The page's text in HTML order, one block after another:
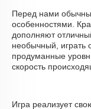
Перед нами
особенностями.
дополняют
необычный, играть
продуманные
скорость
Игра реализует